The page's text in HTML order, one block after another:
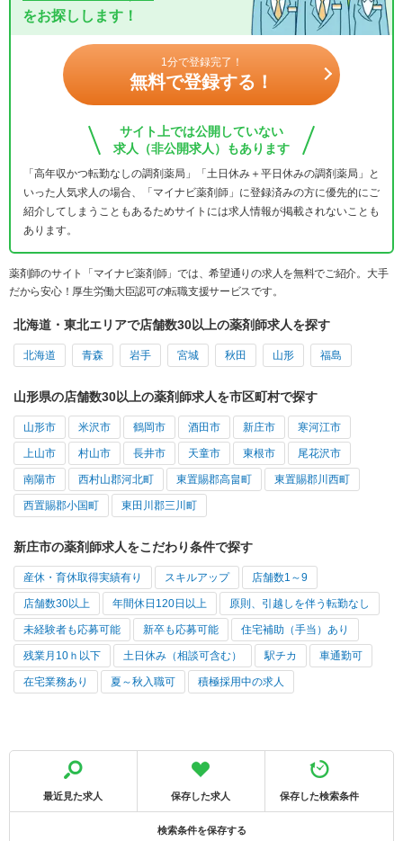
をお探しします！
1分で登録完了！
無料で登録する！
サイト上では公開していない
求人（非公開求人）もあります
「高年収かつ転勤なしの調剤薬局」「土日休み＋平日休みの調剤薬局」と
いった人気求人の場合、「マイナビ薬剤師」に登録済みの方に優先的にご
紹介してしまうこともあるためサイトには求人情報が掲載されないことも
あります。
薬剤師のサイト「マイナビ薬剤師」では、希望通りの求人を無料でご紹介。大手
だから安心！厚生労働大臣認可の転職支援サービスです。
北海道・東北エリアで店舗数30以上の薬剤師求人を探す
北海道 青森 岩手 宮城 秋田 山形 福島
山形県の店舗数30以上の薬剤師求人を市区町村で探す
山形市 米沢市 鶴岡市 酒田市 新庄市 寒河江市
上山市 村山市 長井市 天童市 東根市 尾花沢市
南陽市 西村山郡河北町 東置賜郡高畠町 東置賜郡川西町
西置賜郡小国町 東田川郡三川町
新庄市の薬剤師求人をこだわり条件で探す
産休・育休取得実績有り スキルアップ 店舗数1～9
店舗数30以上 年間休日120日以上 原則、引越しを伴う転勤なし
未経験者も応募可能 新卒も応募可能 住宅補助（手当）あり
残業月10ｈ以下 土日休み（相談可含む） 駅チカ 車通勤可
在宅業務あり 夏～秋入職可 積極採用中の求人
最近見た求人 保存した求人 保存した検索条件
検索条件を保存する